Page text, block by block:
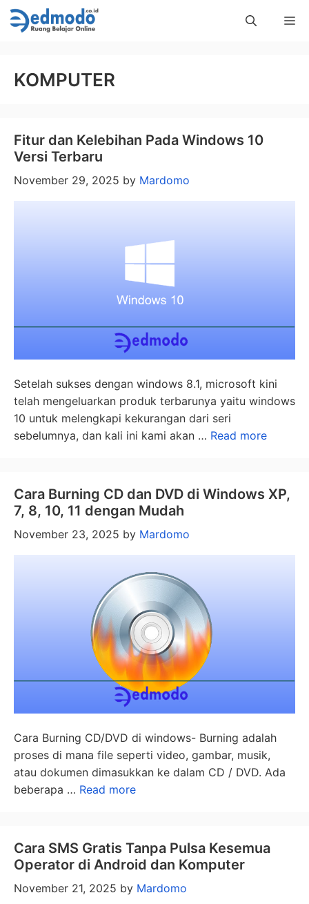
Skip
to
KOMPUTER
Fitur dan Kelebihan Pada Windows 10
Versi Terbaru
November 29, 2025 by Mardomo
Setelah sukses dengan windows 8.1, microsoft kini
telah mengeluarkan produk terbarunya yaitu windows
10 untuk melengkapi kekurangan dari seri
sebelumnya, dan kali ini kami akan … Read more
Cara Burning CD dan DVD di Windows XP,
7, 8, 10, 11 dengan Mudah
November 23, 2025 by Mardomo
Cara Burning CD/DVD di windows- Burning adalah
proses di mana file seperti video, gambar, musik,
atau dokumen dimasukkan ke dalam CD / DVD. Ada
beberapa … Read more
Cara SMS Gratis Tanpa Pulsa Kesemua
Operator di Android dan Komputer
November 21, 2025 by Mardomo